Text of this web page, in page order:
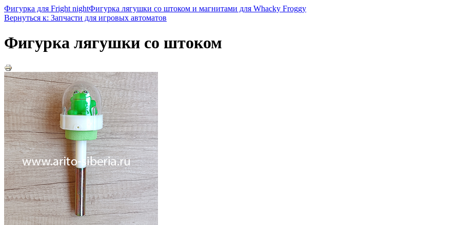
Фигурка для Fright nightФигурка лягушки со штоком и магнитами для Whacky Froggy
Вернуться к: Запчасти для игровых автоматов
Фигурка лягушки со штоком